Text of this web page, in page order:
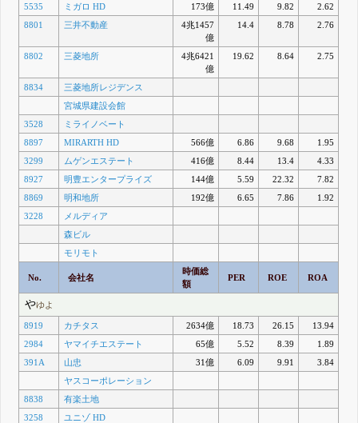
5535
ミガロ HD 173億 11.49 9.82
2.62
8801
三井不動産
4兆1457
億
14.4 8.78 2.76
8802 三菱地所
4兆6421
億
19.62 8.64 2.75
8834
三菱地所レジデンス
宮城県建設会館
3528
ミライノベート
8897
MIRARTH HD 566億 6.86 9.68
1.95
3299
ムゲンエステート 416億 8.44 13.4
4.33
8927
明豊エンタープライズ 144億 5.59 22.32
7.82
8869
明和地所 192億 6.65 7.86
1.92
3228
メルディア
森ビル
モリモト
No. 会社名
時価総
額
PER ROE ROA
やゆよ
8919 カチタス 2634億 18.73 26.15
13.94
2984
ヤマイチエステート 65億 5.52 8.39
1.89
391A
山忠 31億 6.09 9.91
3.84
ヤスコーポレーション
8838
有楽土地
3258
ユニゾ HD